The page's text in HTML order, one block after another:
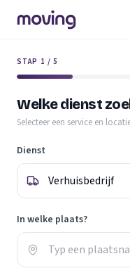
STAP 1 / 5
Welke dienst
Selecteer een service en
Dienst
In welke plaats?